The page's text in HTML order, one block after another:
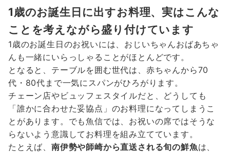
1歳のお誕生日に出すお料理、実はこんな
ことを考えながら盛り付けています
1歳のお誕生日のお祝いには、おじいちゃんおばあちゃ
んも一緒にいらっしゃることがほとんどです。
となると、テーブルを囲む世代は、赤ちゃんから70
代・80代まで一気にスパンがひろがります。
チェーン店やビュッフェスタイルだと、どうしても
「誰かに合わせた妥協点」のお料理になってしまうこ
とがあります。でも魚信では、お祝いの席ではそうな
らないよう意識してお料理を組み立てています。
たとえば、 南伊勢や師崎から直送される旬の鮮魚は、